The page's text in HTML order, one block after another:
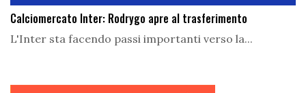
Calciomercato Inter: Rodrygo apre al trasferimento
L'Inter sta facendo passi importanti verso la...